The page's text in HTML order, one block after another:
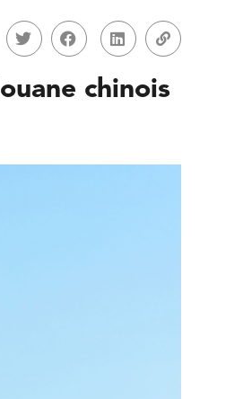
chinois